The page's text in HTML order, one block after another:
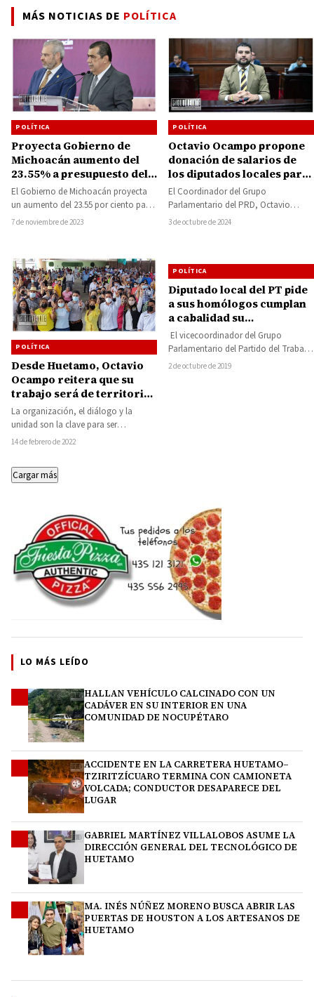
MÁS NOTICIAS DE POLÍTICA
POLÍTICA
Proyecta Gobierno de
Michoacán aumento del
23.55% a presupuesto del
IEM: Elías Ibarra
El Gobierno de Michoacán proyecta
un aumento del 23.55 por ciento para
el presupuesto 2024 del Instituto
7 de noviembre de 2023
POLÍTICA
Octavio Ocampo propone
donación de salarios de
los diputados locales para
apoyar a damnificados por
la tormenta tropical John
El Coordinador del Grupo
Parlamentario del PRD, Octavio
Ocampo presentó ante el pleno de la
3 de octubre de 2024
POLÍTICA
Desde Huetamo, Octavio
Ocampo reitera que su
trabajo será de territorio
y con las bases, en
consenso se renovó la
Dirección Municipal
La organización, el diálogo y la
unidad son la clave para ser
competitivos en el 2024, afirmó
14 de febrero de 2022
POLÍTICA
Diputado local del PT pide
a sus homólogos cumplan
a cabalidad su
responsabilidad como
legisladores
El vicecoordinador del Grupo
Parlamentario del Partido del Trabajo
(GPPT) en el Congreso del Estado,
2 de octubre de 2019
Cargar más
LO MÁS LEÍDO
HALLAN VEHÍCULO CALCINADO CON UN
CADÁVER EN SU INTERIOR EN UNA
COMUNIDAD DE NOCUPÉTARO
ACCIDENTE EN LA CARRETERA HUETAMO–
TZIRITZÍCUARO TERMINA CON CAMIONETA
VOLCADA; CONDUCTOR DESAPARECE DEL
LUGAR
GABRIEL MARTÍNEZ VILLALOBOS ASUME LA
DIRECCIÓN GENERAL DEL TECNOLÓGICO DE
HUETAMO
MA. INÉS NÚÑEZ MORENO BUSCA ABRIR LAS
PUERTAS DE HOUSTON A LOS ARTESANOS DE
HUETAMO